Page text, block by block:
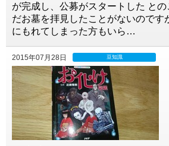
が完成し、公募がスタートした との
だお墓を拝見したことがないのです
にもれてしまった方もいら…
2015年07月28日 豆知識